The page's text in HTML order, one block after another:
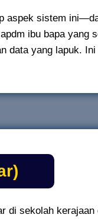
aspek sistem
ibu bapa yang
data yang lapuk.
di sekolah kerajaan